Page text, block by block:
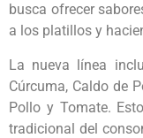
busca ofrecer
a los platillos y
La nueva línea
Cúrcuma, Caldo de
Pollo y Tomate.
tradicional del